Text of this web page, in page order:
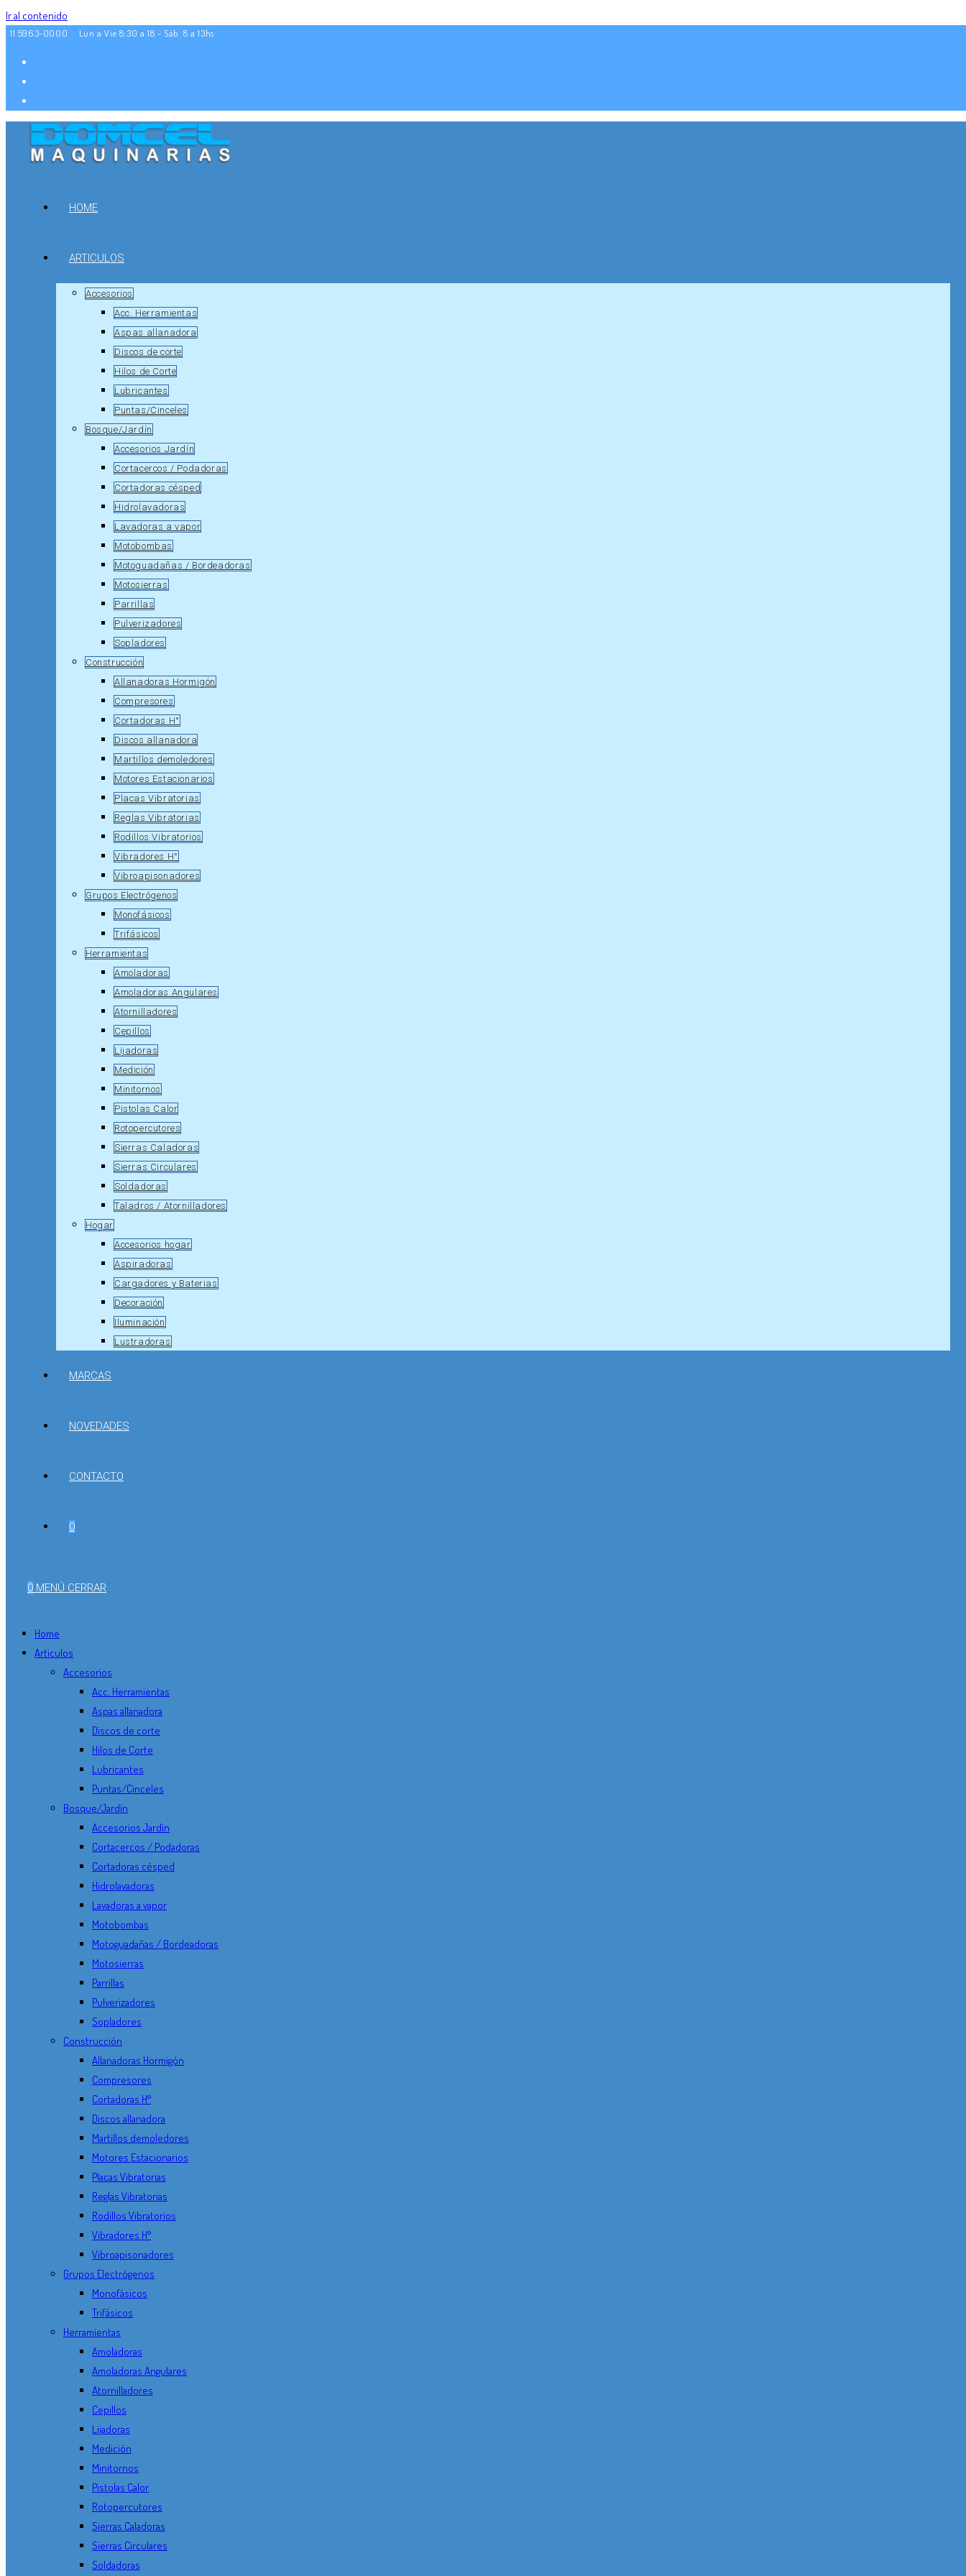
Ir al contenido
11 5963-0000 Lun a Vie 8:30 a 18 - Sáb. 8 a 13hs
HOME
ARTICULOS
Accesorios
Acc. Herramientas
Aspas allanadora
Discos de corte
Hilos de Corte
Lubricantes
Puntas/Cinceles
Bosque/Jardín
Accesorios Jardín
Cortacercos / Podadoras
Cortadoras césped
Hidrolavadoras
Lavadoras a vapor
Motobombas
Motoguadañas / Bordeadoras
Motosierras
Parrillas
Pulverizadores
Sopladores
Construcción
Allanadoras Hormigón
Compresores
Cortadoras H°
Discos allanadora
Martillos demoledores
Motores Estacionarios
Placas Vibratorias
Reglas Vibratorias
Rodillos Vibratorios
Vibradores H°
Vibroapisonadores
Grupos Electrógenos
Monofásicos
Trifásicos
Herramientas
Amoladoras
Amoladoras Angulares
Atornilladores
Cepillos
Lijadoras
Medición
Minitornos
Pistolas Calor
Rotopercutores
Sierras Caladoras
Sierras Circulares
Soldadoras
Taladros / Atornilladores
Hogar
Accesorios hogar
Aspiradoras
Cargadores y Baterias
Decoración
Iluminación
Lustradoras
MARCAS
NOVEDADES
CONTACTO
0
0 MENÚ CERRAR
Home
Articulos
Accesorios
Acc. Herramientas
Aspas allanadora
Discos de corte
Hilos de Corte
Lubricantes
Puntas/Cinceles
Bosque/Jardín
Accesorios Jardín
Cortacercos / Podadoras
Cortadoras césped
Hidrolavadoras
Lavadoras a vapor
Motobombas
Motoguadañas / Bordeadoras
Motosierras
Parrillas
Pulverizadores
Sopladores
Construcción
Allanadoras Hormigón
Compresores
Cortadoras H°
Discos allanadora
Martillos demoledores
Motores Estacionarios
Placas Vibratorias
Reglas Vibratorias
Rodillos Vibratorios
Vibradores H°
Vibroapisonadores
Grupos Electrógenos
Monofásicos
Trifásicos
Herramientas
Amoladoras
Amoladoras Angulares
Atornilladores
Cepillos
Lijadoras
Medición
Minitornos
Pistolas Calor
Rotopercutores
Sierras Caladoras
Sierras Circulares
Soldadoras